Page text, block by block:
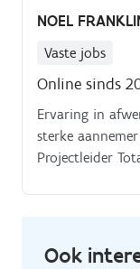
NOEL
Vaste jobs
Online sinds
Ervaring in
sterke
Projectleider
Ook